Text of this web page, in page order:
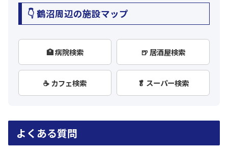
👇 鶴沼周辺の施設マップ
🏥 病院検索 🍺 居酒屋検索
☕ カフェ検索 🥬 スーパー検索
よくある質問